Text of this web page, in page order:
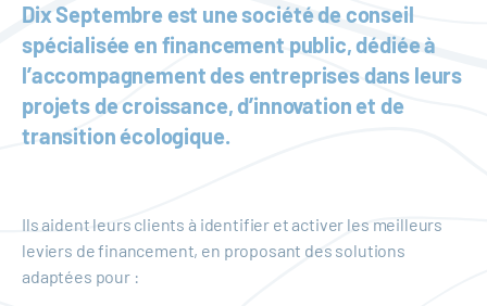
Dix Septembre est une société de conseil
spécialisée en financement public, dédiée à
l’accompagnement des entreprises dans leurs
projets de croissance, d’innovation et de
transition écologique.
Ils aident leurs clients à identifier et activer les meilleurs
leviers de financement, en proposant des solutions
adaptées pour :